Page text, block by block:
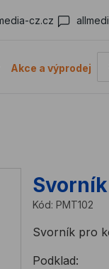
cz.cz
Akce a výprodej
Kód: PMT102
Svorník pro
Podklad: